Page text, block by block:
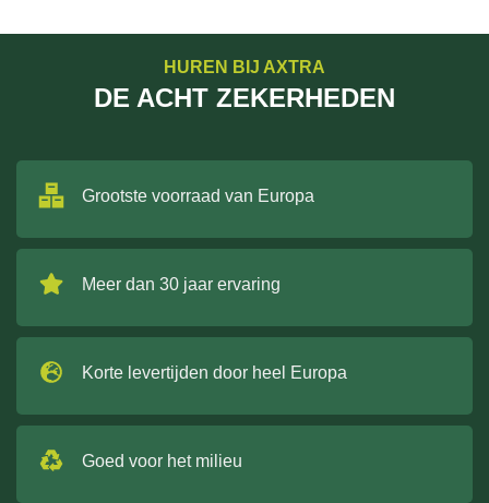
HUREN BIJ AXTRA
DE ACHT ZEKERHEDEN
Grootste voorraad van Europa
Meer dan 30 jaar ervaring
Korte levertijden door heel Europa
Goed voor het milieu